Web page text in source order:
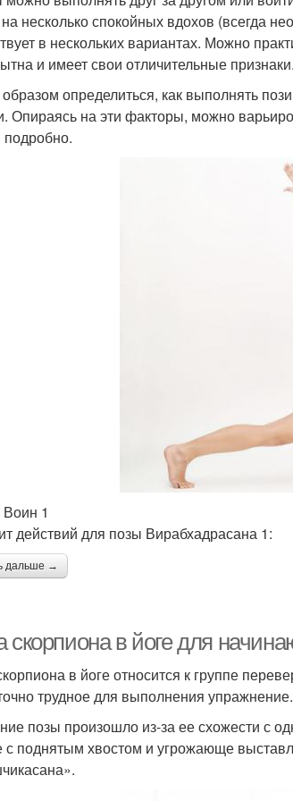
несколько спокойных вдохов (всегда
в нескольких вариантах. Можно
и имеет свои отличительные признаки.
определиться, как выполнять
Опираясь на эти факторы, можно
1
действий для позы Вирабхадрасана 1:
дальше →
скорпиона в йоге для
в йоге относится к группе
трудное для выполнения упражнение.
позы произошло из-за ее схожести с
с поднятым хвостом и угрожающе